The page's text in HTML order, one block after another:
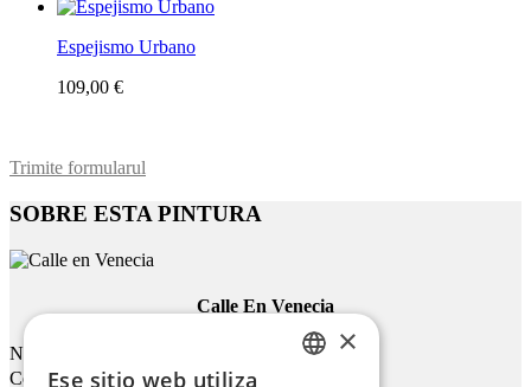
Espejismo Urbano
109,00 €
Trimite formularul
SOBRE ESTA PINTURA
Calle En Venecia
Nombre
Correo electrónico
×
Ese sitio web utiliza